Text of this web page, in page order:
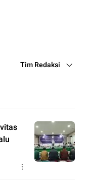
Tim Redaksi